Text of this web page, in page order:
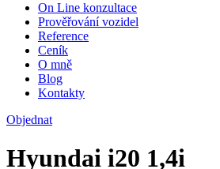
On Line konzultace
Prověřování vozidel
Reference
Ceník
O mně
Blog
Kontakty
Objednat
Hyundai i20 1,4i